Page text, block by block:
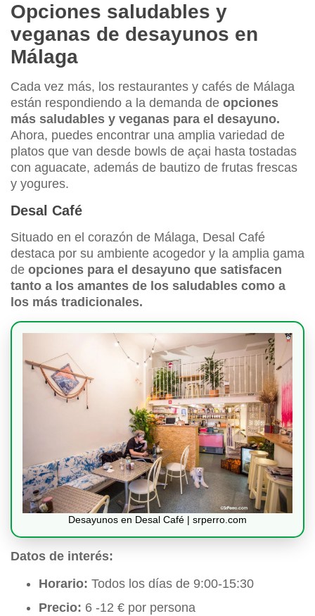
Opciones saludables y
veganas de desayunos en
Málaga
Cada vez más, los restaurantes y cafés de Málaga
están respondiendo a la demanda de opciones
más saludables y veganas para el desayuno.
Ahora, puedes encontrar una amplia variedad de
platos que van desde bowls de açai hasta tostadas
con aguacate, además de bautizo de frutas frescas
y yogures.
Desal Café
Situado en el corazón de Málaga, Desal Café
destaca por su ambiente acogedor y la amplia gama
de opciones para el desayuno que satisfacen
tanto a los amantes de los saludables como a
los más tradicionales.
Desayunos en Desal Café | srperro.com
Datos de interés:
Horario: Todos los días de 9:00-15:30
Precio: 6 -12 € por persona